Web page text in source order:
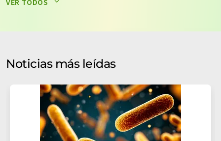
de nuestrapolítica de protección de datos. LUMITOS
electrónico a efectos publicitarios o de investigación de
mercado y opinión. Puede revocar en todo momento su
de indicar los motivos informando por correo postal a
LUMITOS AG, Ernst-Augustin-Str. 2, 12489 Berlín
(Alemania) o por correo electrónico a
revoke@lumitos.com . Además, en cada correo
electrónico se incluye un enlace para anular la
Noticias más leídas